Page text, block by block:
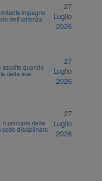
impegno
dell’udienza
27
Luglio
2026
assolto quando
della sua
27
Luglio
2026
il principio delle
sede disciplinare
27
Luglio
2026